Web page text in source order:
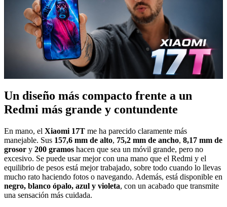
Un diseño más compacto frente a un
Redmi más grande y contundente
En mano, el Xiaomi 17T me ha parecido claramente más
manejable. Sus 157,6 mm de alto, 75,2 mm de ancho, 8,17 mm de
grosor y 200 gramos hacen que sea un móvil grande, pero no
excesivo. Se puede usar mejor con una mano que el Redmi y el
equilibrio de pesos está mejor trabajado, sobre todo cuando lo llevas
mucho rato haciendo fotos o navegando. Además, está disponible en
negro, blanco ópalo, azul y violeta, con un acabado que transmite
una sensación más cuidada.